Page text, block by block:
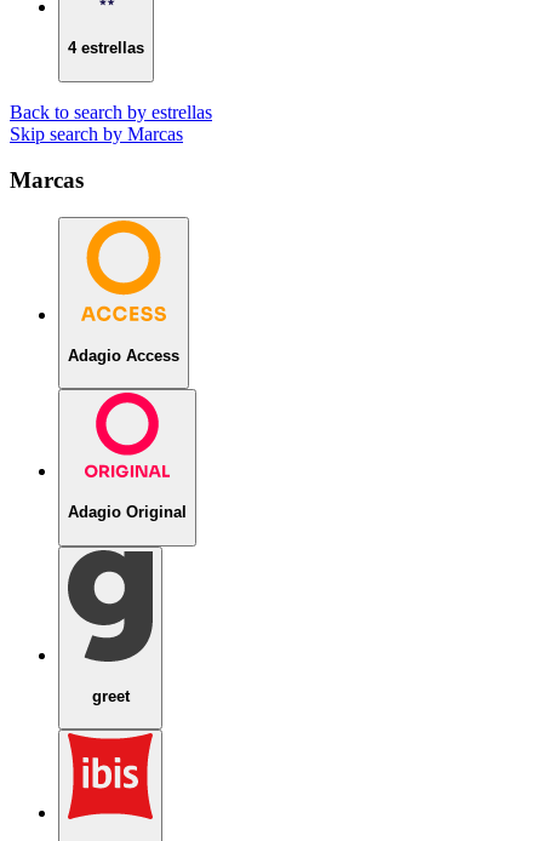
4 estrellas
Back to search by estrellas
Skip search by Marcas
Marcas
Adagio Access
Adagio Original
greet